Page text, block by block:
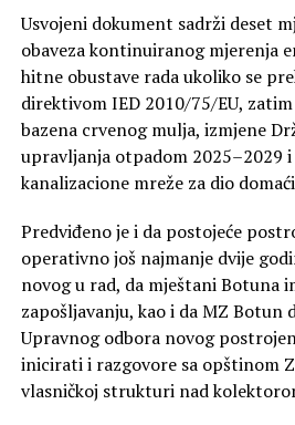
Usvojeni dokument sadrži deset
obaveza kontinuiranog mjerenja
hitne obustave rada ukoliko se
direktivom IED 2010/75/EU,
bazena crvenog mulja, izmjene
upravljanja otpadom 2025–2029
kanalizacione mreže za dio
Predviđeno je i da postojeće
operativno još najmanje dvije
novog u rad, da mještani Botuna
zapošljavanju, kao i da MZ Botun
Upravnog odbora novog
inicirati i razgovore sa opštinom
vlasničkoj strukturi nad